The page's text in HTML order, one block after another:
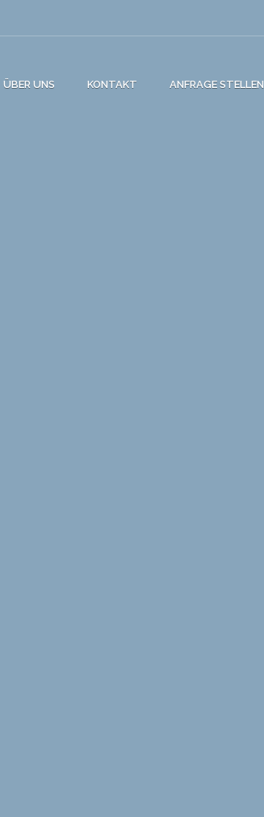
ÜBER UNS KONTAKT ANFRAGE STELLEN